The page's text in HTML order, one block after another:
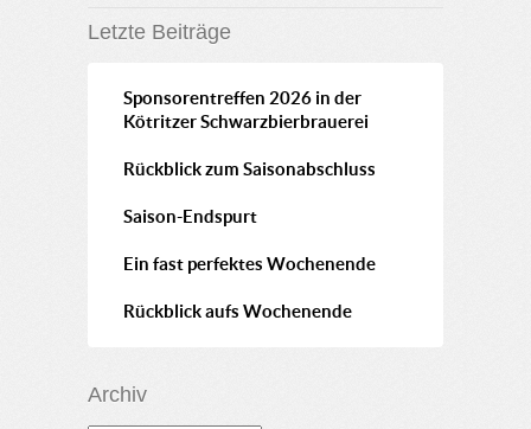
Letzte Beiträge
Sponsorentreffen 2026 in der
Kötritzer Schwarzbierbrauerei
Rückblick zum Saisonabschluss
Saison-Endspurt
Ein fast perfektes Wochenende
Rückblick aufs Wochenende
Archiv